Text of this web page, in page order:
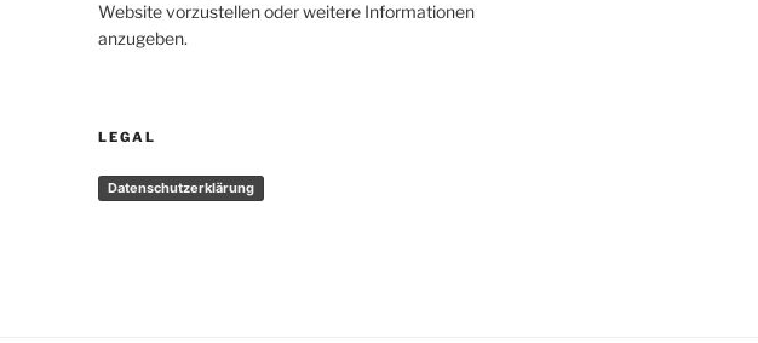
Website vorzustellen oder weitere Informationen
anzugeben.
LEGAL
Datenschutzerklärung